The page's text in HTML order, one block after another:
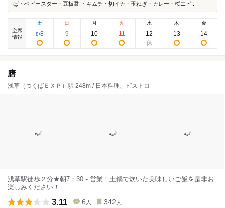
ば・ベビースター・豆板醤 ・キムチ・切イカ・玉ねぎ・カレー・桜エビ...
空席
情報
土
8/8
日
9
月
10
火
11
水
12
木
13
金
14
膳
浅草（つくばＥＸＰ）駅 248m / 日本料理、ビストロ
浅草駅徒歩２分★朝7：30～営業！土鍋で炊いた美味しいご飯を是非お
楽しみください！
3.11 6 人 342 人